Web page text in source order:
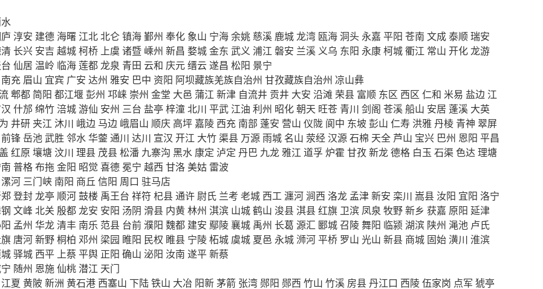
淳安 建德 海曙 江北北仑镇海鄞州 奉化 象山 宁海余姚 慈溪 鹿城龙湾 瓯海洞头 永嘉 平阳 苍南 文成泰顺瑞安
长兴 安吉 越城柯桥 上虞 诸暨 嵊州 新昌 婺城金东 武义 浦江 磐安 兰溪 义乌 东阳 永康柯城衢江 常山 开化龙游
仙居 温岭 临海莲都龙泉 青田 云和 庆元缙云遂昌 松阳 景宁
南充 眉山 宜宾 广安 达州 雅安 巴中 资阳 阿坝藏族羌族自治州 甘孜藏族自治州 凉山彝
郫都 简阳 都江堰彭州 邛崃 崇州 金堂 大邑 蒲江 新津 自流井 贡井 大安 沿滩 荣县 富顺 东区 西区 仁和 米易 盐边 江
什邡 绵竹 涪城游仙 安州 三台 盐亭 梓潼北川 平武 江油 利州 昭化朝天 旺苍 青川 剑阁 苍溪船山 安居 蓬溪 大英
井研 夹江 沐川 峨边 马边 峨眉山 顺庆 高坪 嘉陵 西充 南部 蓬安 营山 仪陇 阆中 东坡彭山 仁寿 洪雅丹棱 青神 翠屏
前锋岳池武胜 邻水华蓥 通川 达川 宣汉 开江 大竹 渠县 万源雨城 名山 荥经汉源石棉 天全 芦山 宝兴 巴州 恩阳 平昌
红原 壤塘 汶川 理县 茂县松潘 九寨沟 黑水 康定 泸定 丹巴 九龙雅江 道孚炉霍 甘孜新龙德格 白玉 石渠色达 理塘
普格布拖金阳 昭觉 喜德 冕宁 越西 甘洛 美姑 雷波
漯河 三门峡 南阳 商丘 信阳 周口 驻马店
登封龙亭 顺河鼓楼 禹王台 祥符 杞县通许 尉氏 兰考 老城 西工瀍河涧西 洛龙 孟津新安 栾川 嵩县 汝阳 宜阳 洛宁
文峰 北关 殷都龙安 安阳 汤阴 滑县 内黄林州 淇滨 山城鹤山 浚县淇县红旗 卫滨 凤泉 牧野新乡 获嘉 原阳 延津
孟州 华龙清丰 南乐 范县 台前濮阳 魏都 建安 鄢陵襄城 禹州 长葛 源汇 郾城召陵舞阳 临颍 湖滨 陕州 渑池 卢氏
唐河新野桐柏 邓州 梁园 睢阳 民权 睢县 宁陵柘城 虞城 夏邑 永城浉河平桥 罗山 光山 新县 商城 固始潢川 淮滨
驿城 西平 上蔡 平舆 正阳 确山 泌阳 汝南 遂平新蔡
随州 恩施仙桃潜江 天门
江夏 黄陂 新洲 黄石港 西塞山 下陆铁山 大冶 阳新茅箭 张湾 郧阳 郧西 竹山 竹溪 房县丹江口 西陵伍家岗 点军 猇亭